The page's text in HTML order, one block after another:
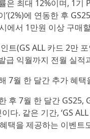
은 최대 12%이며, 1
’(2%)에 연동한 후
에서 1만원 이상 구매
트(GS ALL 카드 2만
급 익월까지 전월 실
7월 한 달간 추가 혜
후 7월 한 달간
다. 같은 기간, ‘GS
택을 제공하는 이벤트